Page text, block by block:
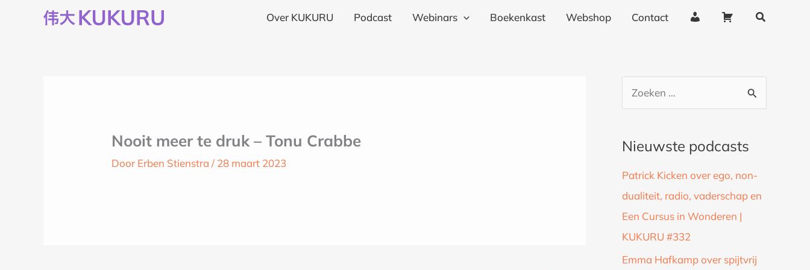
Over KUKURU Podcast Webinars Boekenkast Webshop Contact
e
v
e
W
g
Zoeken
Nooit meer te druk – Tonu Crabbe
Door Erben Stienstra/ 28 maart 2023
n
a
a
r
:
Nieuwste podcasts
Patrick Kicken over ego, non-
dualiteit, radio, vaderschap en
Een Cursus in Wonderen |
KUKURU #332
Emma Hafkamp over spijtvrij